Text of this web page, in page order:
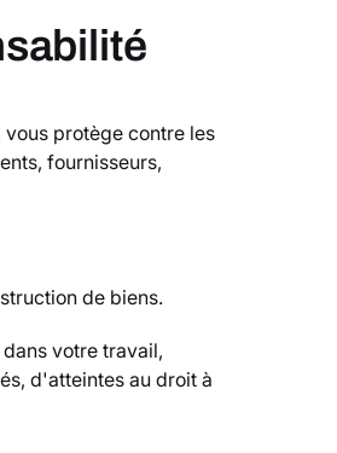
vous protège contre les
fournisseurs,
de biens.
votre travail,
d'atteintes au droit à